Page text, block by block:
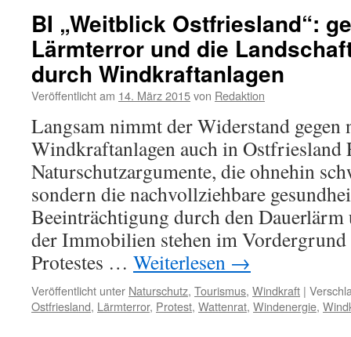
BI „Weitblick Ostfriesland“:
Lärmterror und die
durch Windkraftanlagen
Veröffentlicht am 14. März 2015von Redaktion
Langsam nimmt der Widerstand gegen
Windkraftanlagen auch in Ostfriesland
Naturschutzargumente, die ohnehin
sondern die nachvollziehbare
Beeinträchtigung durch den
der Immobilien stehen im Vordergrund
Protestes … Weiterlesen →
Veröffentlicht unter Naturschutz, Tourismus, Windkraft |
Ostfriesland, Lärmterror, Protest, Wattenrat, Windenergie,